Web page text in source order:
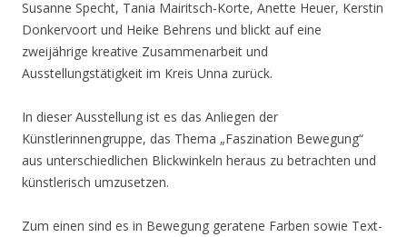
Susanne Specht, Tania Mairitsch-Korte, Anette Heuer, Kerstin
Donkervoort und Heike Behrens und blickt auf eine
zweijährige kreative Zusammenarbeit und
Ausstellungstätigkeit im Kreis Unna zurück.
In dieser Ausstellung ist es das Anliegen der
Künstlerinnengruppe, das Thema „Faszination Bewegung“
aus unterschiedlichen Blickwinkeln heraus zu betrachten und
künstlerisch umzusetzen.
Zum einen sind es in Bewegung geratene Farben sowie Text-